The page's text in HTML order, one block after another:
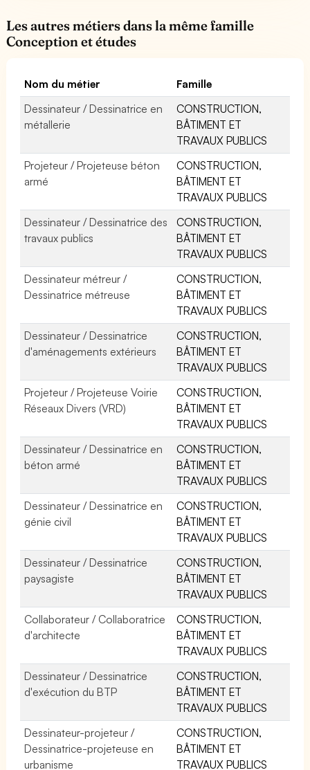
Les autres métiers dans la même famille
Conception et études
Nom du métier
Famille
Dessinateur / Dessinatrice en
métallerie
CONSTRUCTION,
BÂTIMENT ET
TRAVAUX PUBLICS
Projeteur / Projeteuse béton
armé
CONSTRUCTION,
BÂTIMENT ET
TRAVAUX PUBLICS
Dessinateur / Dessinatrice des
travaux publics
CONSTRUCTION,
BÂTIMENT ET
TRAVAUX PUBLICS
Dessinateur métreur /
Dessinatrice métreuse
CONSTRUCTION,
BÂTIMENT ET
TRAVAUX PUBLICS
Dessinateur / Dessinatrice
d'aménagements extérieurs
CONSTRUCTION,
BÂTIMENT ET
TRAVAUX PUBLICS
Projeteur / Projeteuse Voirie
Réseaux Divers (VRD)
CONSTRUCTION,
BÂTIMENT ET
TRAVAUX PUBLICS
Dessinateur / Dessinatrice en
béton armé
CONSTRUCTION,
BÂTIMENT ET
TRAVAUX PUBLICS
Dessinateur / Dessinatrice en
génie civil
CONSTRUCTION,
BÂTIMENT ET
TRAVAUX PUBLICS
Dessinateur / Dessinatrice
paysagiste
CONSTRUCTION,
BÂTIMENT ET
TRAVAUX PUBLICS
Collaborateur / Collaboratrice
d'architecte
CONSTRUCTION,
BÂTIMENT ET
TRAVAUX PUBLICS
Dessinateur / Dessinatrice
d'exécution du BTP
CONSTRUCTION,
BÂTIMENT ET
TRAVAUX PUBLICS
Dessinateur-projeteur /
Dessinatrice-projeteuse en
urbanisme
CONSTRUCTION,
BÂTIMENT ET
TRAVAUX PUBLICS